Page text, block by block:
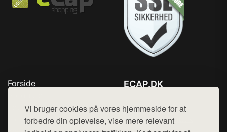
Vi bruger cookies på vores hjemmeside for at
forbedre din oplevelse, vise mere relevant
Forside
Top Rabatter
Blog
ECAP.DK
Mail: hej@want.dk